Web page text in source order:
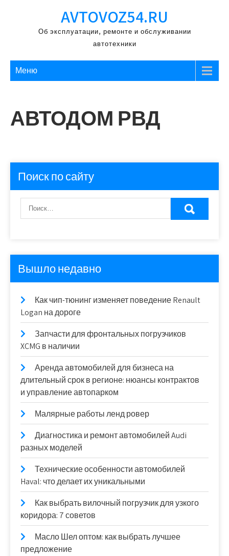
содержимому
AVTOVOZ54.RU
Об эксплуатации, ремонте и обслуживании
автотехники
Меню
АВТОДОМ РВД
Поиск по сайту
Вышло недавно
Как чип-тюнинг изменяет поведение Renault
Logan на дороге
Запчасти для фронтальных погрузчиков
XCMG в наличии
Аренда автомобилей для бизнеса на
длительный срок в регионе: нюансы контрактов
и управление автопарком
Малярные работы ленд ровер
Диагностика и ремонт автомобилей Audi
разных моделей
Технические особенности автомобилей
Haval: что делает их уникальными
Как выбрать вилочный погрузчик для узкого
коридора: 7 советов
Масло Шел оптом: как выбрать лучшее
предложение